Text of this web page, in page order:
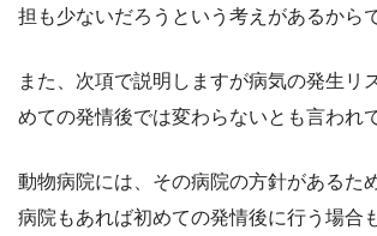
担も少ないだろうという考えがあるから
また、次項で説明しますが病気の発生リ
めての発情後では変わらないとも言われ
動物病院には、その病院の方針があるた
病院もあれば初めての発情後に行う場合